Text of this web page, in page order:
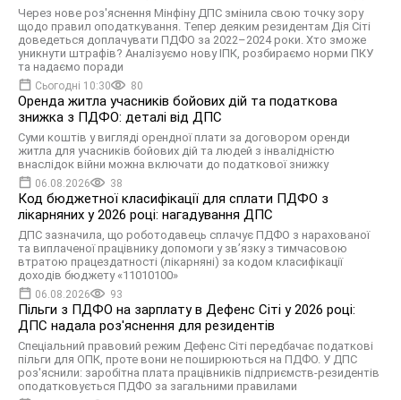
Через нове роз'яснення Мінфіну ДПС змінила свою точку зору
щодо правил оподаткування. Тепер деяким резидентам Дія Сіті
доведеться доплачувати ПДФО за 2022–2024 роки. Хто зможе
уникнути штрафів? Аналізуємо нову ІПК, розбираємо норми ПКУ
та надаємо поради
Сьогодні 10:30 80
Оренда житла учасників бойових дій та податкова
знижка з ПДФО: деталі від ДПС
Суми коштів у вигляді орендної плати за договором оренди
житла для учасників бойових дій та людей з інвалідністю
внаслідок війни можна включати до податкової знижку
06.08.2026 38
Код бюджетної класифікації для сплати ПДФО з
лікарняних у 2026 році: нагадування ДПС
ДПС зазначила, що роботодавець сплачує ПДФО з нарахованої
та виплаченої працівнику допомоги у зв’язку з тимчасовою
втратою працездатності (лікарняні) за кодом класифікації
доходів бюджету «11010100»
06.08.2026 93
Пільги з ПДФО на зарплату в Дефенс Сіті у 2026 році:
ДПС надала роз'яснення для резидентів
Спеціальний правовий режим Дефенс Сіті передбачає податкові
пільги для ОПК, проте вони не поширюються на ПДФО. У ДПС
роз'яснили: заробітна плата працівників підприємств-резидентів
оподатковується ПДФО за загальними правилами